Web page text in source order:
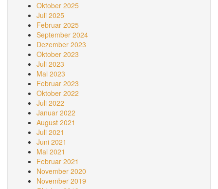
Oktober 2025
Juli 2025
Februar 2025
September 2024
Dezember 2023
Oktober 2023
Juli 2023
Mai 2023
Februar 2023
Oktober 2022
Juli 2022
Januar 2022
August 2021
Juli 2021
Juni 2021
Mai 2021
Februar 2021
November 2020
November 2019